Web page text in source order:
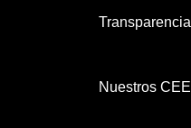
Transparencia
Nuestros CEE